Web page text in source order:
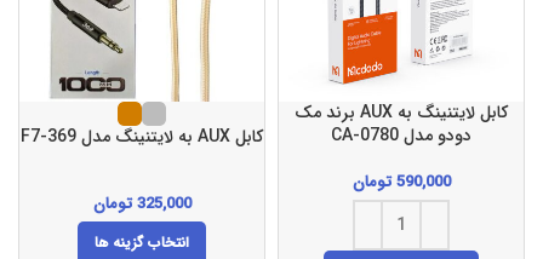
کابل لایتنینگ به AUX برند مک
دودو مدل CA-0780
590,000 تومان
کابل AUX به لایتنینگ مدل 369-F7
325,000 تومان
انتخاب گزینه ها